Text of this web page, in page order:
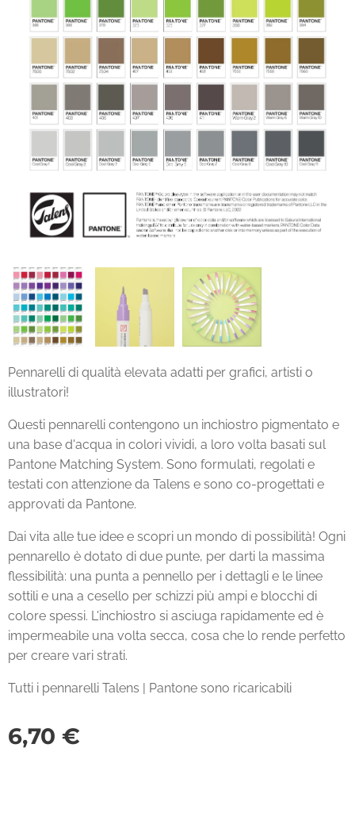
Pennarelli di qualità elevata adatti per grafici, artisti o
illustratori!
Questi pennarelli contengono un inchiostro pigmentato e
una base d'acqua in colori vividi, a loro volta basati sul
Pantone Matching System. Sono formulati, regolati e
testati con attenzione da Talens e sono co-progettati e
approvati da Pantone.
Dai vita alle tue idee e scopri un mondo di possibilità! Ogni
pennarello è dotato di due punte, per darti la massima
flessibilità: una punta a pennello per i dettagli e le linee
sottili e una a cesello per schizzi più ampi e blocchi di
colore spessi. L'inchiostro si asciuga rapidamente ed è
impermeabile una volta secca, cosa che lo rende perfetto
per creare vari strati.
Tutti i pennarelli Talens | Pantone sono ricaricabili
6,70 €